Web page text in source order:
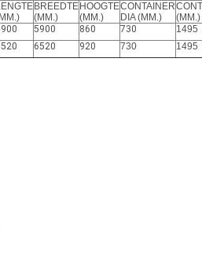
BREEDTE
(MM.)
HOOGTE
(MM.)
CONTAINER
DIA (MM.)
(MM.)
5900 860 730
1495
6520 920 730 1495